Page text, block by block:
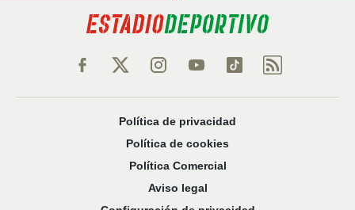
Política de privacidad
Política de cookies
Política Comercial
Aviso legal